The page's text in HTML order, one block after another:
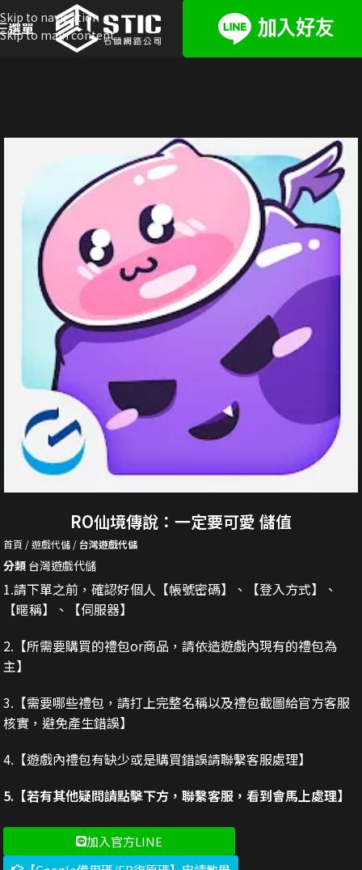
Skip to navigation
Skip to main content
選單
RO仙境傳說：一定要可愛 儲值
首頁 遊戲代儲 台灣遊戲代儲
分類 台灣遊戲代儲
1.請下單之前，確認好個人【帳號密碼】、【登入方式】、
【暱稱】、【伺服器】
2. 【所需要購買的禮包or商品，請依造遊戲內現有的禮包為
主】
3. 【需要哪些禮包，請打上完整名稱以及禮包截圖給官方客服
核實，避免產生錯誤】
4.【遊戲內禮包有缺少或是購買錯誤請聯繫客服處理】
5.【若有其他疑問請點擊下方，聯繫客服，看到會馬上處理】
加入官方LINE